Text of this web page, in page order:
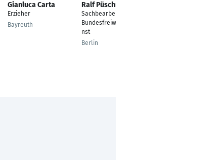
Gianluca Carta
Erzieher
Bayreuth
Ralf Püschner
Sachbearbeiter
Bundesfreiwilligendie
nst
Berlin